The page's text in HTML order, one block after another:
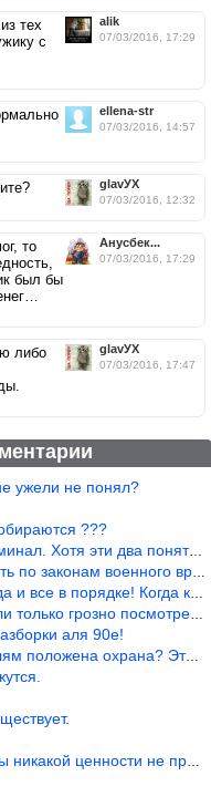
alik
07/03/2016, 17:29
тех
с
ellena-str
07/03/2016, 14:57
glavУХ
07/03/2016, 12:32
Анусбек...
07/03/2016, 17:29
то
был бы
glavУХ
07/03/2016, 17:47
либо
ужели не понял?
???
Хотя эти два понятия начин
военного времени, а
в порядке! Когда касается
грозно посмотреть в их с
аля 90е!
охрана? Это его зада
ценности не представляеш